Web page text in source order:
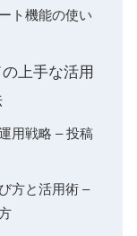
ト機能の使い
上手な活用
用戦略 – 投稿
方と活用術 –